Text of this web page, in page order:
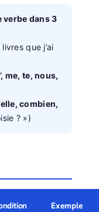
verbe dans 3
que j’ai
me, te, nous,
combien,
? »)
Exemple